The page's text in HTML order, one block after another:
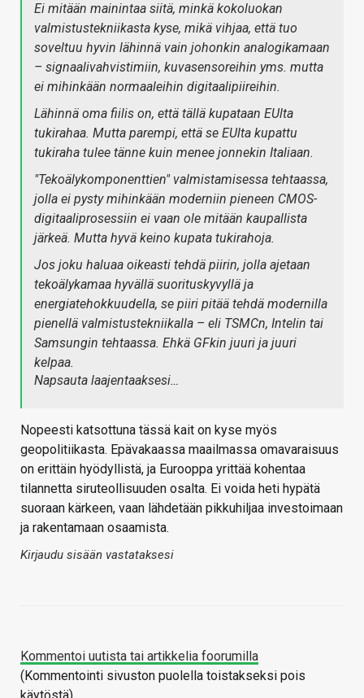
Ei mitään mainintaa siitä, minkä kokoluokan
valmistustekniikasta kyse, mikä vihjaa, että tuo
soveltuu hyvin lähinnä vain johonkin analogikamaan
– signaalivahvistimiin, kuvasensoreihin yms. mutta
ei mihinkään normaaleihin digitaalipiireihin.
Lähinnä oma fiilis on, että tällä kupataan EUlta
tukirahaa. Mutta parempi, että se EUlta kupattu
tukiraha tulee tänne kuin menee jonnekin Italiaan.
"Tekoälykomponenttien" valmistamisessa tehtaassa,
jolla ei pysty mihinkään moderniin pieneen CMOS-
digitaaliprosessiin ei vaan ole mitään kaupallista
järkeä. Mutta hyvä keino kupata tukirahoja.
Jos joku haluaa oikeasti tehdä piirin, jolla ajetaan
tekoälykamaa hyvällä suorituskyvyllä ja
energiatehokkuudella, se piiri pitää tehdä modernilla
pienellä valmistustekniikalla – eli TSMCn, Intelin tai
Samsungin tehtaassa. Ehkä GFkin juuri ja juuri
kelpaa.
Napsauta laajentaaksesi…
Nopeesti katsottuna tässä kait on kyse myös
geopolitiikasta. Epävakaassa maailmassa omavaraisuus
on erittäin hyödyllistä, ja Eurooppa yrittää kohentaa
tilannetta siruteollisuuden osalta. Ei voida heti hypätä
suoraan kärkeen, vaan lähdetään pikkuhiljaa investoimaan
ja rakentamaan osaamista.
Kirjaudu sisään vastataksesi
Kommentoi uutista tai artikkelia foorumilla
(Kommentointi sivuston puolella toistakseksi pois